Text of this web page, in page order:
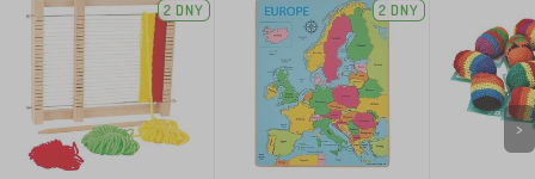
2 DNY 2 DNY
>